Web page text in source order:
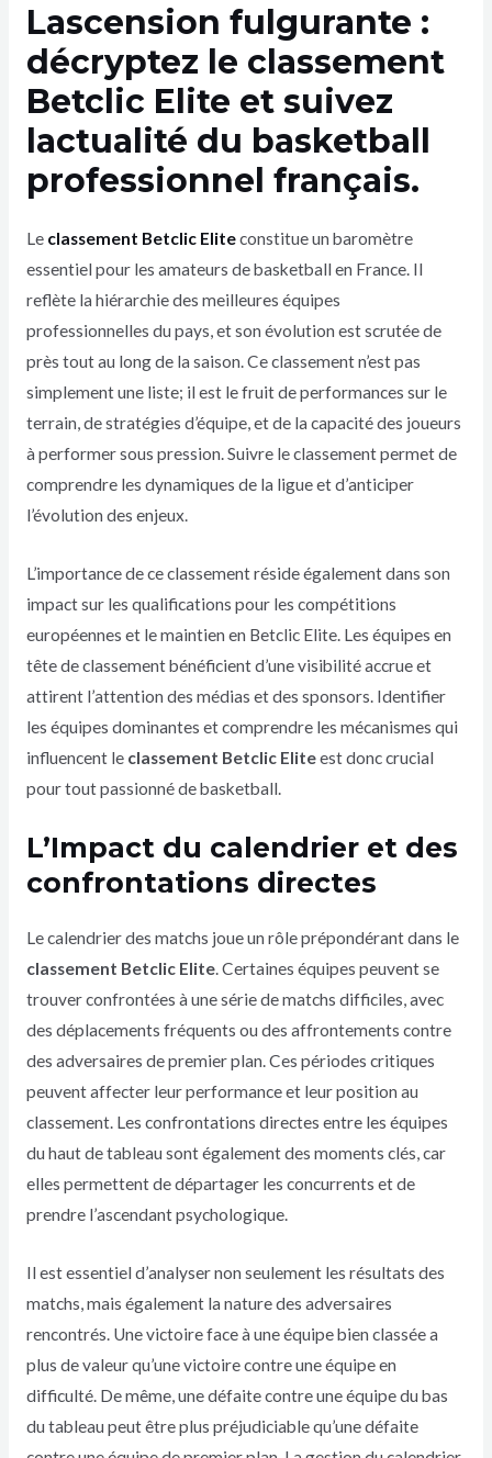
Lascension fulgurante :
décryptez le classement
Betclic Elite et suivez
lactualité du basketball
professionnel français.
Le classement Betclic Eliteconstitue un baromètre
essentiel pour les amateurs de basketball en France. Il
reflète la hiérarchie des meilleures équipes
professionnelles du pays, et son évolution est scrutée de
près tout au long de la saison. Ce classement n’est pas
simplement une liste; il est le fruit de performances sur le
terrain, de stratégies d’équipe, et de la capacité des joueurs
à performer sous pression. Suivre le classement permet de
comprendre les dynamiques de la ligue et d’anticiper
l’évolution des enjeux.
L’importance de ce classement réside également dans son
impact sur les qualifications pour les compétitions
européennes et le maintien en Betclic Elite. Les équipes en
tête de classement bénéficient d’une visibilité accrue et
attirent l’attention des médias et des sponsors. Identifier
les équipes dominantes et comprendre les mécanismes qui
influencent le classement Betclic Eliteest donc crucial
pour tout passionné de basketball.
L’Impact du calendrier et des
confrontations directes
Le calendrier des matchs joue un rôle prépondérant dans le
classement Betclic Elite. Certaines équipes peuvent se
trouver confrontées à une série de matchs difficiles, avec
des déplacements fréquents ou des affrontements contre
des adversaires de premier plan. Ces périodes critiques
peuvent affecter leur performance et leur position au
classement. Les confrontations directes entre les équipes
du haut de tableau sont également des moments clés, car
elles permettent de départager les concurrents et de
prendre l’ascendant psychologique.
Il est essentiel d’analyser non seulement les résultats des
matchs, mais également la nature des adversaires
rencontrés. Une victoire face à une équipe bien classée a
plus de valeur qu’une victoire contre une équipe en
difficulté. De même, une défaite contre une équipe du bas
du tableau peut être plus préjudiciable qu’une défaite